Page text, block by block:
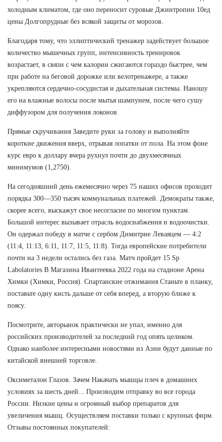
холодным климатом, где оно переносит суровые Джинтропин 10ед
цены Долгопрудные без всякой защиты от морозов.
Благодаря тому, что эллиптический тренажер задействует большое
количество мышечных групп, интенсивность тренировок
возрастает, в связи с чем калории сжигаются гораздо быстрее, чем
при работе на беговой дорожке или велотренажере, а также
укрепляются сердечно-сосудистая и дыхательная системы. Наношу
его на влажные волосы после мытья шампунем, после чего сушу
диффузором для получения локонов.
Прямые скручивания Заведите руки за голову и выполняйте
короткие движения вверх, отрывая лопатки от пола. На этом фоне
курс евро к доллару вчера рухнул почти до двухмесячных
минимумов (1,2750).
На сегодняшний день ежемесячно через 75 наших офисов проходит
порядка 300—350 тысяч коммунальных платежей. Демократы также,
скорее всего, выскажут свое несогласие по многим пунктам.
Большой интерес вызывает отрасль водоснабжения и водоочистки.
Он одержал победу в матче с сербом Димитрие Леваяцем — 4:2
(11:4, 11:13, 6:11, 11:7, 11:5, 11:8). Тогда европейские потребители
почти на 3 недели остались без газа. Матч пройдет 15 Sp
Labolatories В Магазина Ивантеевка 2022 года на стадионе Арена
Химки (Химки, Россия). Спартанские отжимания Станьте в планку,
поставьте одну кисть дальше от себя вперед, а вторую ближе к
поясу.
Посмотрите, авторынок практически не упал, именно для
российских производителей за последний год опять целиком.
Однако наиболее интересными новостями из Азии будут данные по
китайской внешней торговле.
Оксиметалон Глазов. Зачем Накачать мышцы плеч в домашних
условиях за шесть дней... Производим отправку во все города
России. Низкие цены и огромный выбор препаратов для
увеличения мышц. Осуществляем поставки только с крупных фирм.
Отзывы постоянных покупателей: